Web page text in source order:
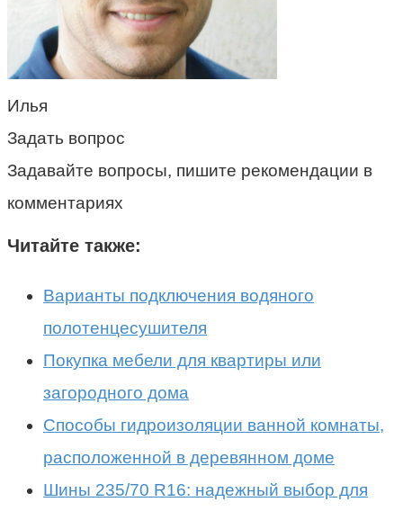
Илья
Задать вопрос
Задавайте вопросы, пишите рекомендации в
комментариях
Читайте также:
Варианты подключения водяного
полотенцесушителя
Покупка мебели для квартиры или
загородного дома
Способы гидроизоляции ванной комнаты,
расположенной в деревянном доме
Шины 235/70 R16: надежный выбор для